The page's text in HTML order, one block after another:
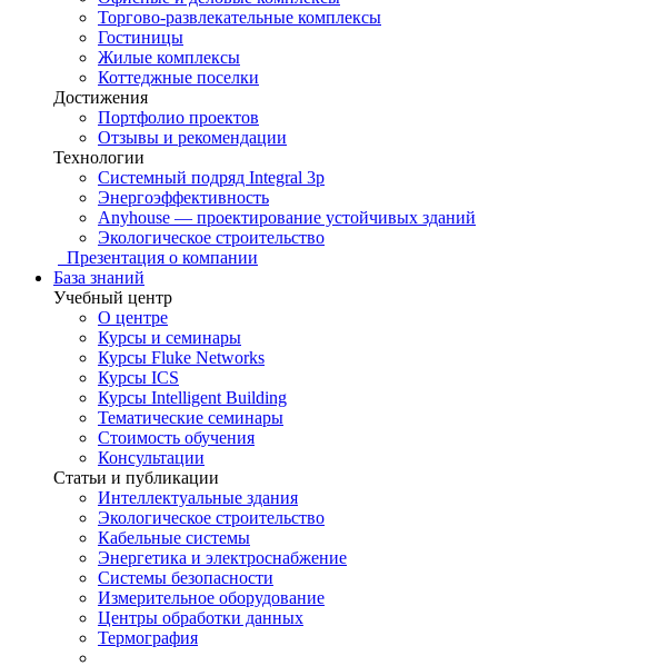
Торгово-развлекательные комплексы
Гостиницы
Жилые комплексы
Коттеджные поселки
Достижения
Портфолио проектов
Отзывы и рекомендации
Технологии
Системный подряд Integral 3p
Энергоэффективность
Anyhouse — проектирование устойчивых зданий
Экологическое строительство
Презентация о компании
База знаний
Учебный центр
О центре
Курсы и семинары
Курсы Fluke Networks
Курсы ICS
Курсы Intelligent Building
Тематические семинары
Стоимость обучения
Консультации
Статьи и публикации
Интеллектуальные здания
Экологическое строительство
Кабельные системы
Энергетика и электроснабжение
Системы безопасности
Измерительное оборудование
Центры обработки данных
Термография